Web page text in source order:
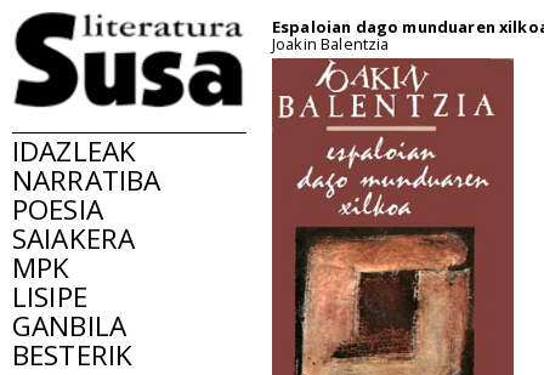
IDAZLEAK
NARRATIBA
POESIA
SAIAKERA
MPK
LISIPE
GANBILA
BESTERIK
Espaloian dago munduaren
Joakin Balentzia